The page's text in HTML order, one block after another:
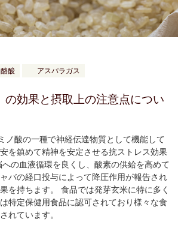
酸 アスパラガス
の効果と摂取上の注意点につい
ノ酸の一種で神経伝達物質として機能して
を鎮めて精神を安定させる抗ストレス効果
の血液循環を良くし、酸素の供給を高めて
バの経口投与によって降圧作用が報告され
を持ちます。 食品では発芽玄米に特に多く
特定保健用食品に認可されており様々な食
れています。